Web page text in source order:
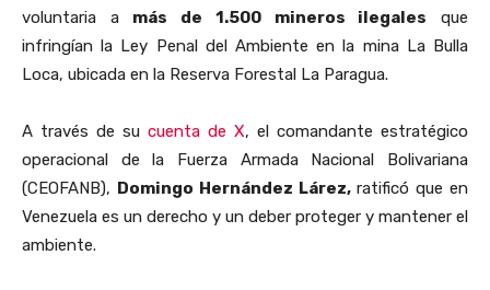
voluntaria a más de 1.500 mineros ilegales que
infringían la Ley Penal del Ambiente en la mina La Bulla
Loca, ubicada en la Reserva Forestal La Paragua.
A través de su cuenta de X, el comandante estratégico
operacional de la Fuerza Armada Nacional Bolivariana
(CEOFANB), Domingo Hernández Lárez,ratificó que en
Venezuela es un derecho y un deber proteger y mantener el
ambiente.